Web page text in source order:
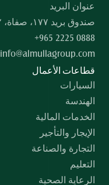
عنوان البريد
صندوق بريد ۱۷۷، صفاة، ۱۳۰۰۲، الكويت
+965 2225 0888
info@almullagroup.com
قطاعات الأعمال
السيارات
الهندسة
الخدمات المالية
الإيجار والتأجير
التجارة والصناعة
التعليم
الرعاية الصحية